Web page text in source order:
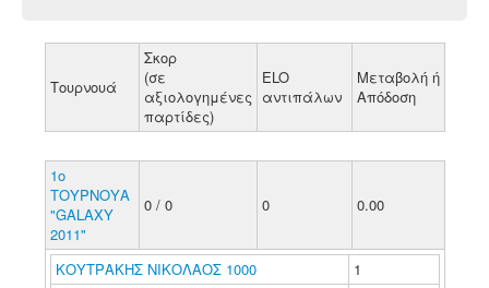
Τουρνουά
Σκορ
(σε
αξιολογημένες
παρτίδες)
ELO
αντιπάλων
Μεταβολή ή
Απόδοση
1ο
ΤΟΥΡΝΟΥΑ
"GALAXY
2011"
0 / 0 0 0.00
ΚΟΥΤΡΑΚΗΣ ΝΙΚΟΛΑΟΣ 1000
1